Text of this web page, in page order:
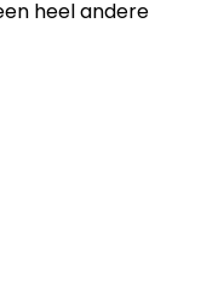
heel andere